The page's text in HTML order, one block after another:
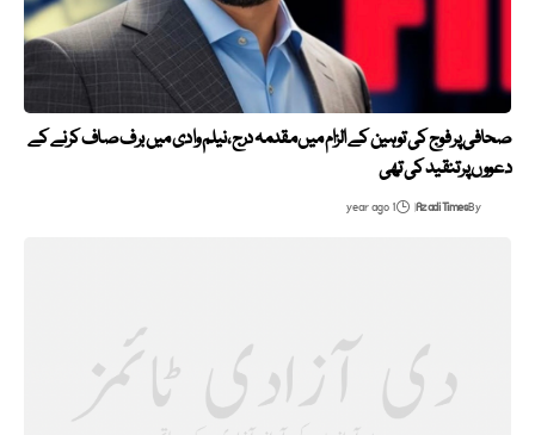
صحافی پر فوج کی توہین کے الزام میں مقدمہ درج، نیلم وادی میں برف صاف کرنے کے
دعووں پر تنقید کی تھی
By
Azadi Times
1 year ago